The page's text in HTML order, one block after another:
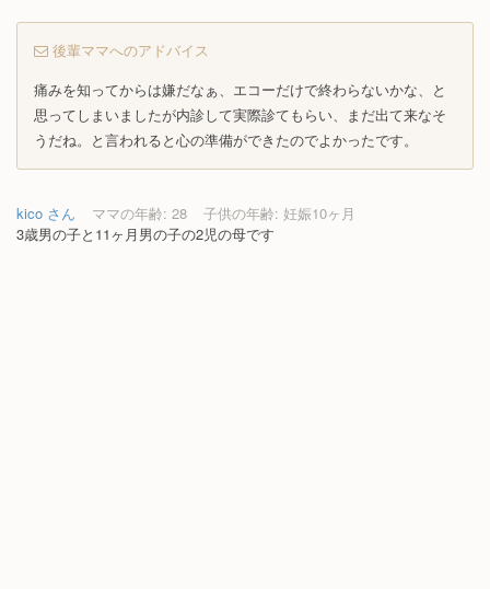
後輩ママへのアドバイス
痛みを知ってからは嫌だなぁ、エコーだけで終わらないかな、と
思ってしまいましたが内診して実際診てもらい、まだ出て来なそ
うだね。と言われると心の準備ができたのでよかったです。
kico さん ママの年齢: 28
子供の年齢: 妊娠10ヶ月
3歳男の子と11ヶ月男の子の2児の母です